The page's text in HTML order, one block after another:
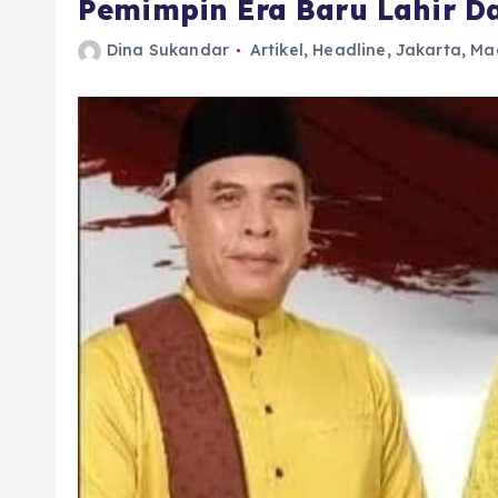
Pemimpin Era Baru Lahir
Dina Sukandar Artikel, Headline, Jakarta,